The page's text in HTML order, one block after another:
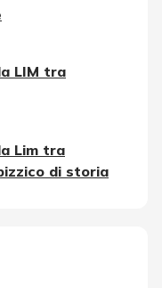
LIM tra
Lim tra
di storia